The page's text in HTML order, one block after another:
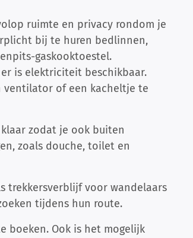
ruimte en privacy rondom je
bij te huren bedlinnen,
gaskooktoestel.
is elektriciteit beschikbaar.
ventilator of een kacheltje te
zodat je ook buiten
zoals douche, toilet en
trekkersverblijf voor wandelaars
tijdens hun route.
boeken. Ook is het mogelijk